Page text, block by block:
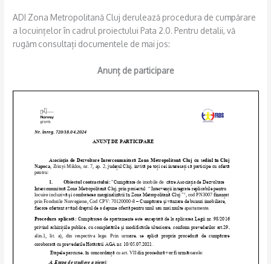
c
e
b
i
t
t
a
i
l
a
r
e
ADI Zona Metropolitană Cluj derulează procedura de cumpărare
a locuințelor în cadrul proiectului Pata 2.0. Pentru detalii, vă
rugăm consultați documentele de mai jos:
Anunț de participare